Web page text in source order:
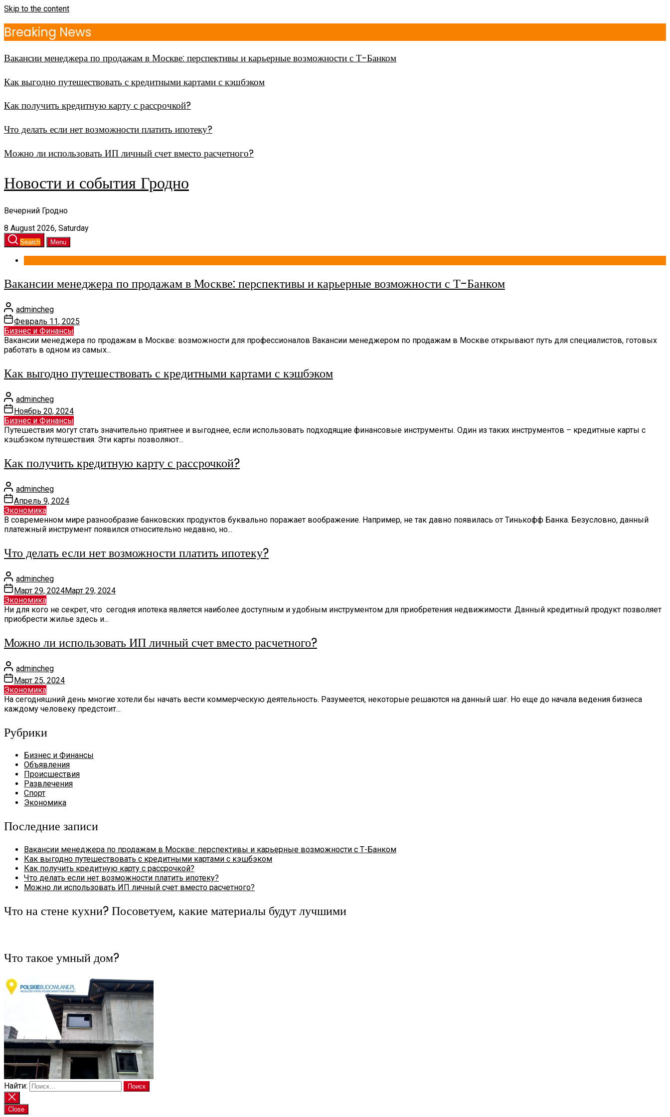
Skip to the content
Breaking News
Вакансии менеджера по продажам в Москве: перспективы и карьерные возможности с Т-Банком
Как выгодно путешествовать с кредитными картами с кэшбэком
Как получить кредитную карту с рассрочкой?
Что делать если нет возможности платить ипотеку?
Можно ли использовать ИП личный счет вместо расчетного?
Новости и события Гродно
Вечерний Гродно
8 August 2026, Saturday
Search Menu
Вакансии менеджера по продажам в Москве: перспективы и карьерные возможности с Т-Банком
admincheg
Февраль 11, 2025
Бизнес и Финансы
Вакансии менеджера по продажам в Москве: возможности для профессионалов Вакансии менеджером по продажам в Москве открывают путь для специалистов, готовых
работать в одном из самых...
Как выгодно путешествовать с кредитными картами с кэшбэком
admincheg
Ноябрь 20, 2024
Бизнес и Финансы
Путешествия могут стать значительно приятнее и выгоднее, если использовать подходящие финансовые инструменты. Один из таких инструментов – кредитные карты с
кэшбэком путешествия. Эти карты позволяют...
Как получить кредитную карту с рассрочкой?
admincheg
Апрель 9, 2024
Экономика
В современном мире разнообразие банковских продуктов буквально поражает воображение. Например, не так давно появилась от Тинькофф Банка. Безусловно, данный
платежный инструмент появился относительно недавно, но...
Что делать если нет возможности платить ипотеку?
admincheg
Март 29, 2024Март 29, 2024
Экономика
Ни для кого не секрет, что сегодня ипотека является наиболее доступным и удобным инструментом для приобретения недвижимости. Данный кредитный продукт позволяет
приобрести жилье здесь и...
Можно ли использовать ИП личный счет вместо расчетного?
admincheg
Март 25, 2024
Экономика
На сегодняшний день многие хотели бы начать вести коммерческую деятельность. Разумеется, некоторые решаются на данный шаг. Но еще до начала ведения бизнеса
каждому человеку предстоит...
Рубрики
Бизнес и Финансы
Объявления
Происшествия
Развлечения
Спорт
Экономика
Последние записи
Вакансии менеджера по продажам в Москве: перспективы и карьерные возможности с Т-Банком
Как выгодно путешествовать с кредитными картами с кэшбэком
Как получить кредитную карту с рассрочкой?
Что делать если нет возможности платить ипотеку?
Можно ли использовать ИП личный счет вместо расчетного?
Что на стене кухни? Посоветуем, какие материалы будут лучшими
Что такое умный дом?
Найти:
Close